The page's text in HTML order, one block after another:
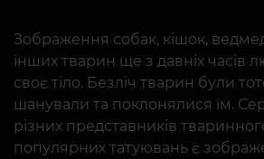
Зображення собак, кішок,
інших тварин ще з давніх часів
своє тіло. Безліч тварин були
шанували та поклонялися їм.
різних представників
популярних татуювань є